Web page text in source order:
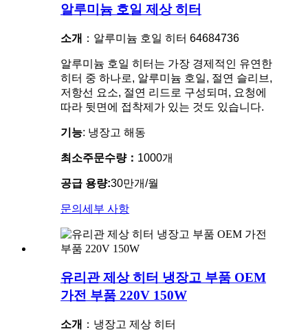
알루미늄 호일 제상 히터
소개 ：알루미늄 호일 히터 64684736
알루미늄 호일 히터는 가장 경제적인 유연한
히터 중 하나로, 알루미늄 호일, 절연 슬리브,
저항선 요소, 절연 리드로 구성되며, 요청에
따라 뒷면에 접착제가 있는 것도 있습니다.
기능: 냉장고 해동
최소주문수량： 1000개
공급 용량:30만개/월
문의 세부 사항
유리관 제상 히터 냉장고 부품 OEM
가전 부품 220V 150W
소개 ：냉장고 제상 히터